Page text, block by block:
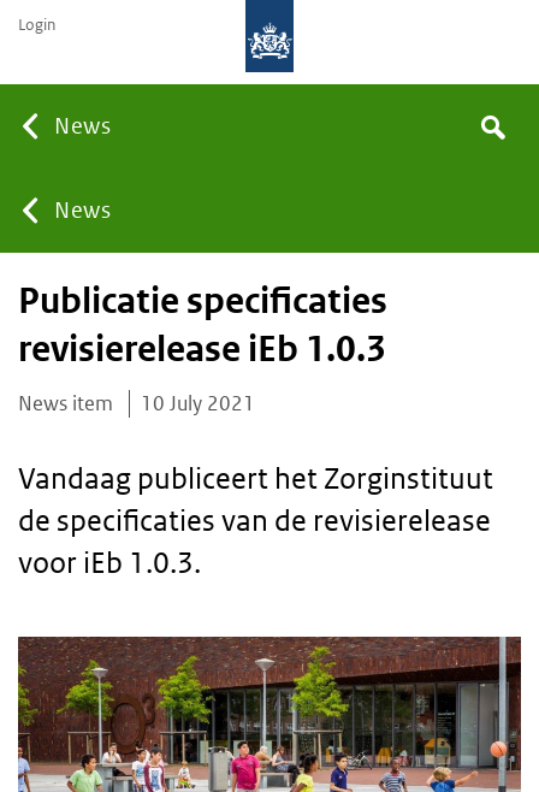
News
You
are
News
the
Search
Login
Publicatie specificaties
revisierelease iEb 1.0.3
News item 10 July 2021
Vandaag publiceert het Zorginstituut
de specificaties van de revisierelease
voor iEb 1.0.3.
Body
text